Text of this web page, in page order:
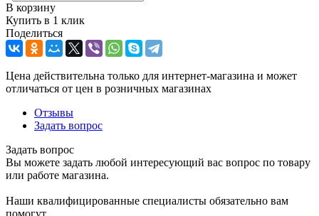
В корзину
Купить в 1 клик
Поделиться
Цена действительна только для интернет-магазина и может
отличаться от цен в розничных магазинах
Отзывы
Задать вопрос
Задать вопрос
Вы можете задать любой интересующий вас вопрос по товару
или работе магазина.
Наши квалифицированные специалисты обязательно вам
помогут.